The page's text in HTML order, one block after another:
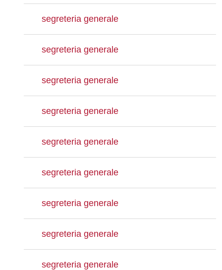
segreteria generale
segreteria generale
segreteria generale
segreteria generale
segreteria generale
segreteria generale
segreteria generale
segreteria generale
segreteria generale